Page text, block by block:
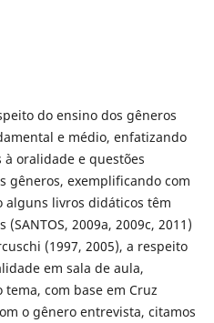
do ensino dos gêneros
e médio, enfatizando
oralidade e questões
gêneros, exemplificando com
alguns livros didáticos têm
2009a, 2009c, 2011)
(1997, 2005), a respeito
em sala de aula,
com base em Cruz
o gênero entrevista, citamos